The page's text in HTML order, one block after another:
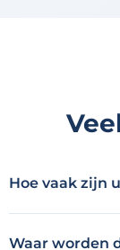
Hoe vaak zijn
Waar worden